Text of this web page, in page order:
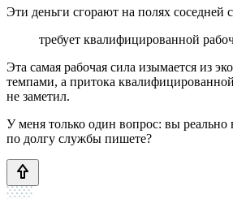
Эти деньги сгорают на полях соседней
требует квалифицированной
Эта самая рабочая сила изымается из
темпами, а притока
не заметил.
У меня только один вопрос: вы реально
по долгу службы пишете?